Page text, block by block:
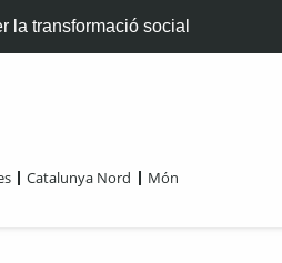
la transformació social
Catalunya Nord Món